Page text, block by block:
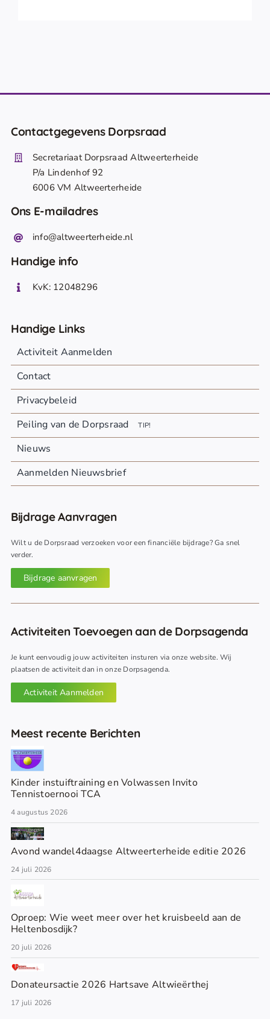
Contactgegevens Dorpsraad
Secretariaat Dorpsraad Altweerterheide
P/a Lindenhof 92
6006 VM Altweerterheide
Ons E-mailadres
info@altweerterheide.nl
Handige info
KvK: 12048296
Handige Links
Activiteit Aanmelden
Contact
Privacybeleid
Peiling van de Dorpsraad
TIP!
Nieuws
Aanmelden Nieuwsbrief
Bijdrage Aanvragen
Wilt u de Dorpsraad verzoeken voor een financiële bijdrage? Ga snel
verder.
Bijdrage aanvragen
Activiteiten Toevoegen aan de Dorpsagenda
Je kunt eenvoudig jouw activiteiten insturen via onze website. Wij
plaatsen de activiteit dan in onze Dorpsagenda.
Activiteit Aanmelden
Meest recente Berichten
Kinder instuiftraining en Volwassen Invito
Tennistoernooi TCA
4 augustus 2026
Avond wandel4daagse Altweerterheide editie 2026
24 juli 2026
Oproep: Wie weet meer over het kruisbeeld aan de
Heltenbosdijk?
20 juli 2026
Donateursactie 2026 Hartsave Altwieërthej
17 juli 2026